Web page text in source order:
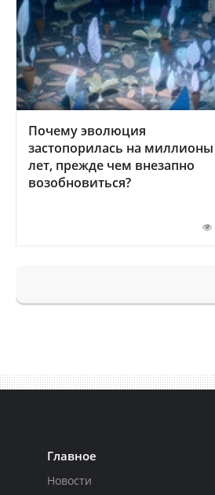
Почему эволюция
застопорилась на миллионы
лет, прежде чем внезапно
возобновиться?
Главное
Новости